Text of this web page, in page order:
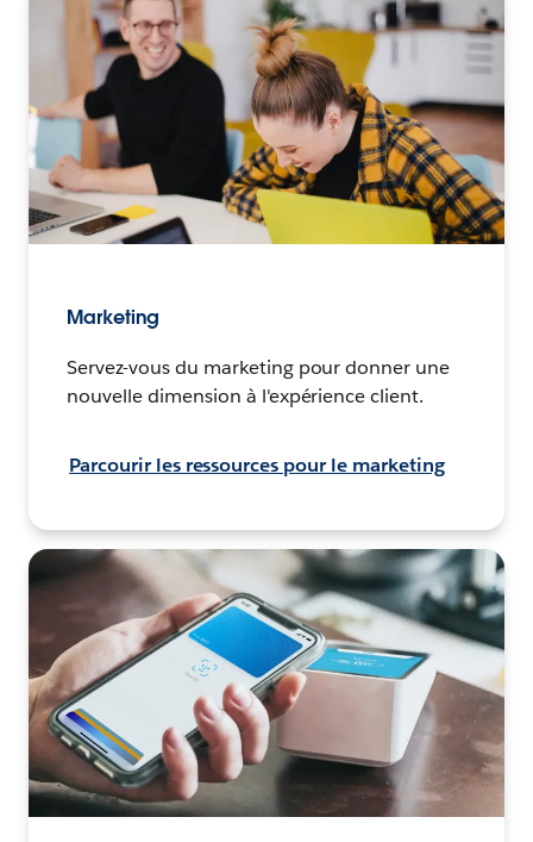
Marketing
Servez-vous du marketing pour donner une
nouvelle dimension à l'expérience client.
Parcourir les ressources pour le marketing